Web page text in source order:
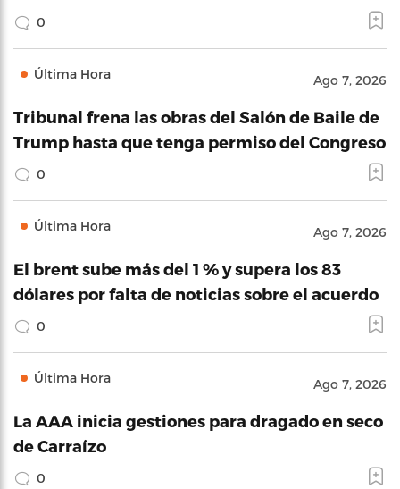
0
Última Hora Ago 7, 2026
Tribunal frena las obras del Salón de Baile de
Trump hasta que tenga permiso del Congreso
0
Última Hora Ago 7, 2026
El brent sube más del 1 % y supera los 83
dólares por falta de noticias sobre el acuerdo
0
Última Hora Ago 7, 2026
La AAA inicia gestiones para dragado en seco
de Carraízo
0